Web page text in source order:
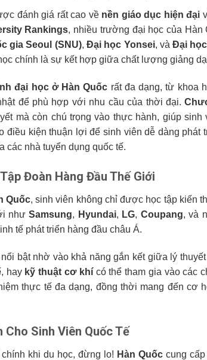
đánh giá rất cao về nền giáo dục hiện đại
Rankings, nhiều trường đại học của Hàn
gia Seoul (SNU), Đại học Yonsei, vàĐại
chính là sự kết hợp giữa chất lượng giảng
đại học ở Hàn Quốc rất đa dạng, từ khoa
để phù hợp với nhu cầu của thời đại.
mà còn chú trọng vào thực hành, giúp
điều kiện thuận lợi để sinh viên dễ dàng phát
các nhà tuyển dụng quốc tế.
Đoàn Hàng Đầu Thế Giới
Quốc, sinh viên không chỉ được học tập kiến
nhưSamsung, Hyundai, LG, Coupang, và
tế phát triển hàng đầu châu Á.
bật nhờ vào khả năng gắn kết giữa lý
, hay kỹ thuật cơ khícó thể tham gia vào các
thực tế đa dạng, đồng thời mang đến cơ
Cho Sinh Viên Quốc Tế
khi du học, đừng lo! Hàn Quốccung cấp